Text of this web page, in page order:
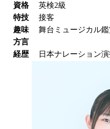
資格
英検2級
特技
接客
趣味
舞台ミュージカル
方言
経歴
日本ナレーション